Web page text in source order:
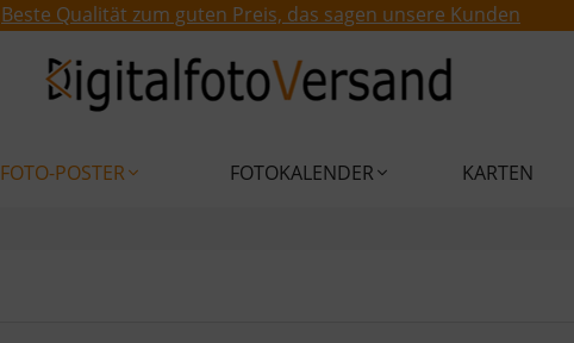
Beste Qualität zum guten Preis, das sagen unsere Kunden
FOTO-POSTER FOTOKALENDER KARTEN